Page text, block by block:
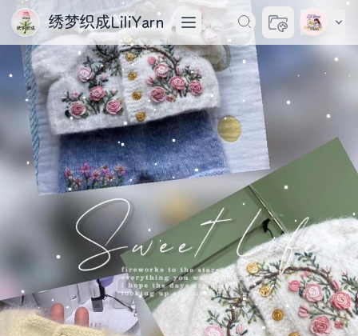
绣梦织成LiliYarn 切换主题